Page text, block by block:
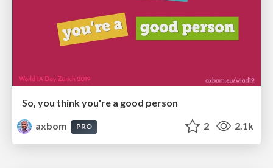
So, you think you're a good person
axbom
PRO 2 2.1k